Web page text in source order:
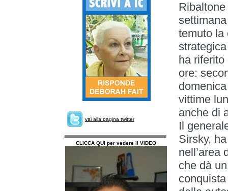
vai alla pagina twitter
CLICCA QUI per vedere il VIDEO
temuto la
ha
ore:
vittime
anche di
Il
Sirsky,
nell’area
che dà